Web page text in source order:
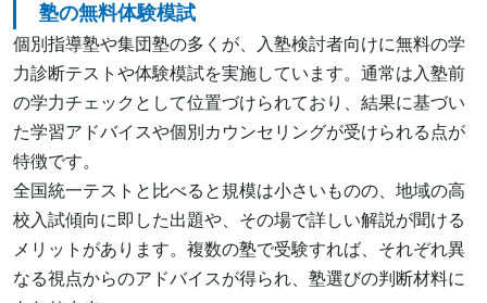
塾の無料体験模試
個別指導塾や集団塾の多くが、入塾検討者向けに無料の学
力診断テストや体験模試を実施しています。通常は入塾前
の学力チェックとして位置づけられており、結果に基づい
た学習アドバイスや個別カウンセリングが受けられる点が
特徴です。
全国統一テストと比べると規模は小さいものの、地域の高
校入試傾向に即した出題や、その場で詳しい解説が聞ける
メリットがあります。複数の塾で受験すれば、それぞれ異
なる視点からのアドバイスが得られ、塾選びの判断材料に